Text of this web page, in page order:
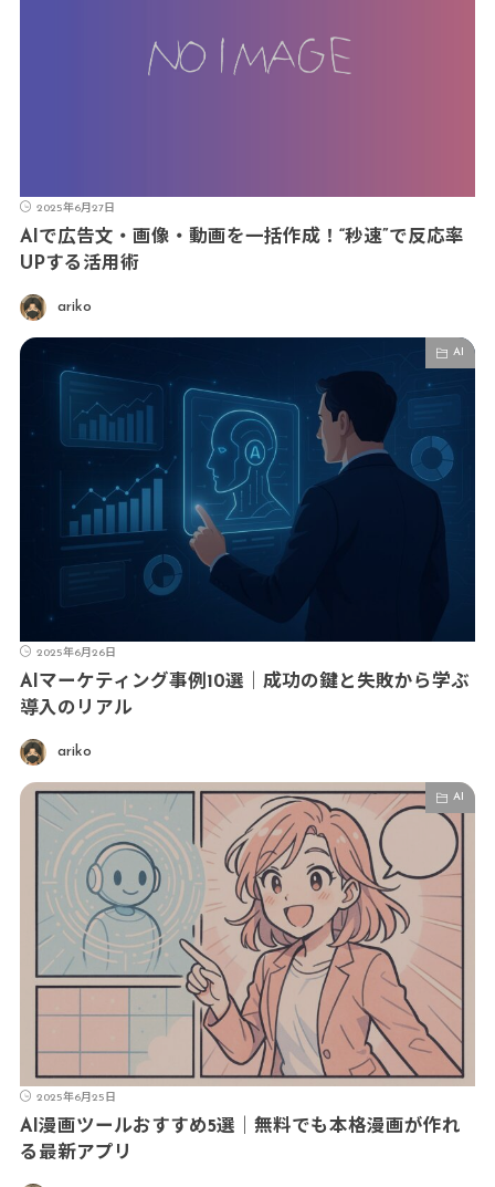
2025年6月27日
AIで広告文・画像・動画を一括作成！“秒速”で反応率
UPする活用術
ariko
AI
2025年6月26日
AIマーケティング事例10選｜成功の鍵と失敗から学ぶ
導入のリアル
ariko
AI
2025年6月25日
AI漫画ツールおすすめ5選｜無料でも本格漫画が作れ
る最新アプリ